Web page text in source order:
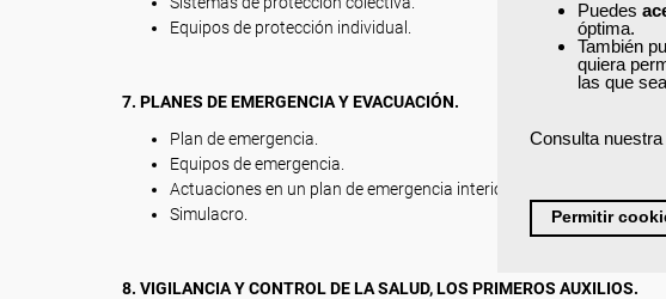
Puedes
óptima.
También
quiera
las que
Consulta nuestra
Permitir
Equipos de protección individual.
7. PLANES DE EMERGENCIA Y EVACUACIÓN.
Plan de emergencia.
Equipos de emergencia.
Actuaciones en un plan de emergencia interior. (P.E.I.).
Simulacro.
8. VIGILANCIA Y CONTROL DE LA SALUD, LOS PRIMEROS AUXILIOS.